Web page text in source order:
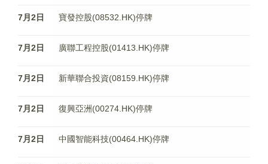
7月2日 寶發控股(08532.HK)停牌
7月2日 廣聯工程控股(01413.HK)停牌
7月2日 新華聯合投資(08159.HK)停牌
7月2日 復興亞洲(00274.HK)停牌
7月2日 中國智能科技(00464.HK)停牌